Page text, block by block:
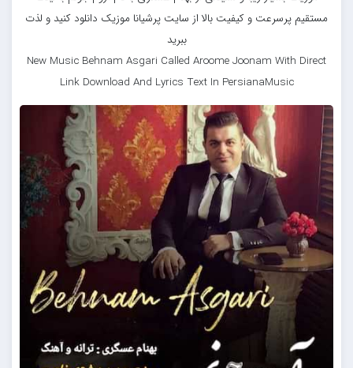
مستقیم پرسرعت و کیفیت بالا از سایت پرشیانا موزیک دانلود کنید و لذت
ببرید
New Music Behnam Asgari Called Aroome Joonam With Direct
Link Download And Lyrics Text In PersianaMusic